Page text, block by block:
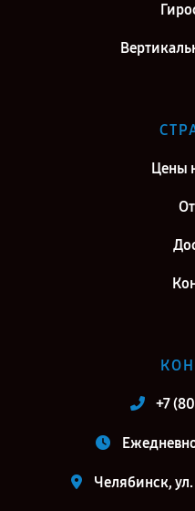
Цены
+7
Челябинск,